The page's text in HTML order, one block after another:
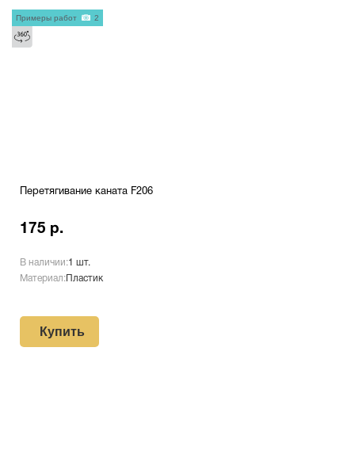
Перетягивание каната F206
175 р.
В наличии:1 шт.
Материал: Пластик
Купить
Примеры работ 2